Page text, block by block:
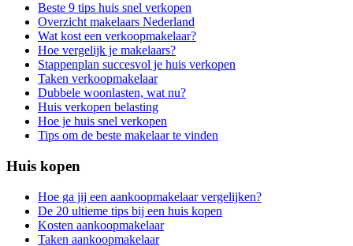
Beste 9 tips huis snel verkopen
Overzicht makelaars Nederland
Wat kost een verkoopmakelaar?
Hoe vergelijk je makelaars?
Stappenplan succesvol je huis verkopen
Taken verkoopmakelaar
Dubbele woonlasten, wat nu?
Huis verkopen belasting
Hoe je huis snel verkopen
Tips om de beste makelaar te vinden
Huis kopen
Hoe ga jij een aankoopmakelaar vergelijken?
De 20 ultieme tips bij een huis kopen
Kosten aankoopmakelaar
Taken aankoopmakelaar